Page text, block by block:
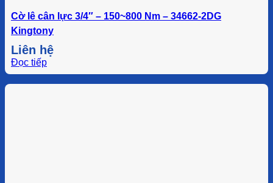
Cờ lê cân lực 3/4″ – 150~800 Nm – 34662-2DG
Kingtony
Liên hệ
Đọc tiếp